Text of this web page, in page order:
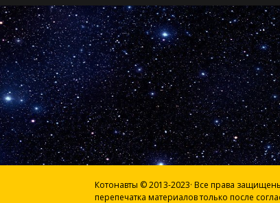
Котонавты © 2013-2023· Все права
перепечатка материалов только после